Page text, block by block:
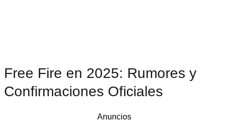
Free Fire en 2025: Rumores y
Confirmaciones Oficiales
Anuncios